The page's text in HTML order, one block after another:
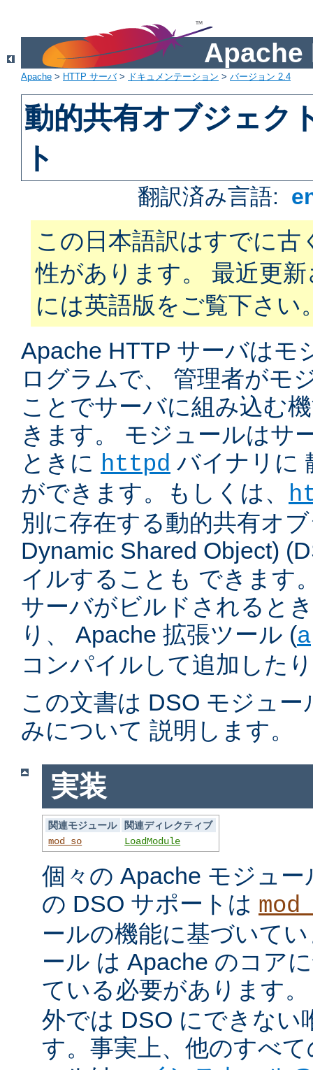
Apache
Apache > HTTP サーバ> ドキュメンテーション > バージョン 2.4
動的共有オブジェク
ト
翻訳済み言語:
この日本語訳はすでに古
性があります。 最近更
には英語版をご覧下さい
Apache HTTP サーバはモ
ログラムで、 管理者がモ
ことでサーバに組み込む
きます。 モジュールはサ
ときに httpd バイナリに
ができます。もしくは、
別に存在する動的共有オ
Dynamic Shared Object)
イルすることも できます
サーバがビルドされると
り、 Apache 拡張ツール (
コンパイルして追加した
この文書は DSO モジュ
みについて 説明します。
実装
関連モジュール
関連ディレクティブ
mod_so
LoadModule
個々の Apache モジュ
の DSO サポートは
ールの機能に基づいて
ール は Apache のコア
ている必要があります
外では DSO にできない
す。事実上、他のすべ